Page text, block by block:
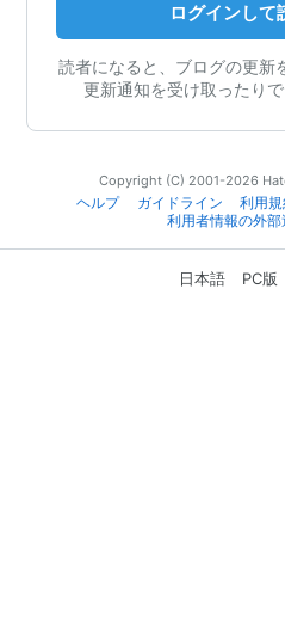
ログインして
読者になると、ブログの更新
更新通知を受け取ったり
Copyright (C) 2001-2026
ヘルプ
ガイドライン 利用
利用者情報の外
日本語 PC版